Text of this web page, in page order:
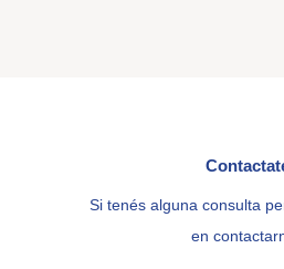
Si tenés alguna consulta
en